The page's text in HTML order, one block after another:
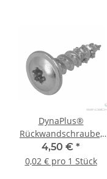
DynaPlus®
Rückwandschraube,
3,0x17mm, verzinkt,
Flachrundkopf, TX10, 200
4,50 € *
0,02 € pro 1 Stück